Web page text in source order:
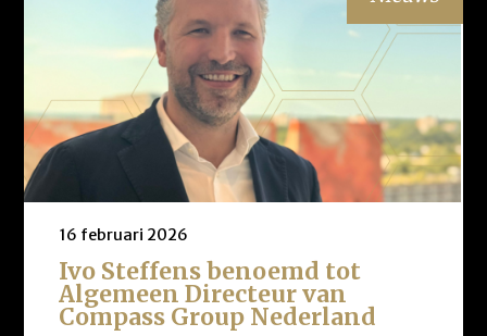
16 februari 2026
Ivo Steffens benoemd tot
Algemeen Directeur van
Compass Group Nederland